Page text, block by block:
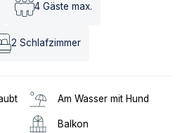
4 Gäste max.
2 Schlafzimmer
Am Wasser mit Hund
Balkon